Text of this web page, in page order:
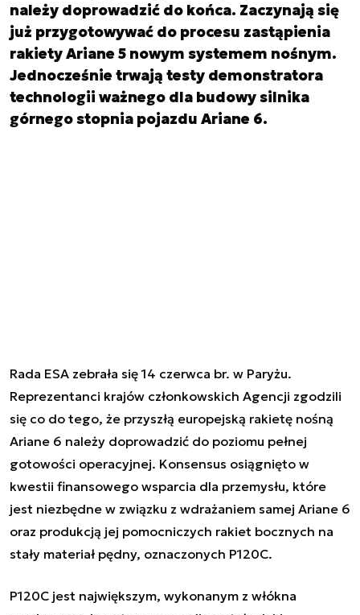
należy doprowadzić do końca. Zaczynają się
już przygotowywać do procesu zastąpienia
rakiety Ariane 5 nowym systemem nośnym.
Jednocześnie trwają testy demonstratora
technologii ważnego dla budowy silnika
górnego stopnia pojazdu Ariane 6.
Rada ESA zebrała się 14 czerwca br. w Paryżu.
Reprezentanci krajów członkowskich Agencji zgodzili
się co do tego, że przyszłą europejską rakietę nośną
Ariane 6 należy doprowadzić do poziomu pełnej
gotowości operacyjnej. Konsensus osiągnięto w
kwestii finansowego wsparcia dla przemysłu, które
jest niezbędne w związku z wdrażaniem samej Ariane 6
oraz produkcją jej pomocniczych rakiet bocznych na
stały materiał pędny, oznaczonych P120C.
P120C jest największym, wykonanym z włókna